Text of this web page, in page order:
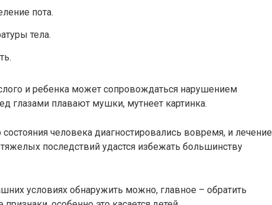
пота.
тела.
и ребенка может сопровождаться нарушением
глазами плавают мушки, мутнеет картинка.
состояния человека диагностировались вовремя, и лечение
последствий удастся избежать большинству
условиях обнаружить можно, главное – обратить